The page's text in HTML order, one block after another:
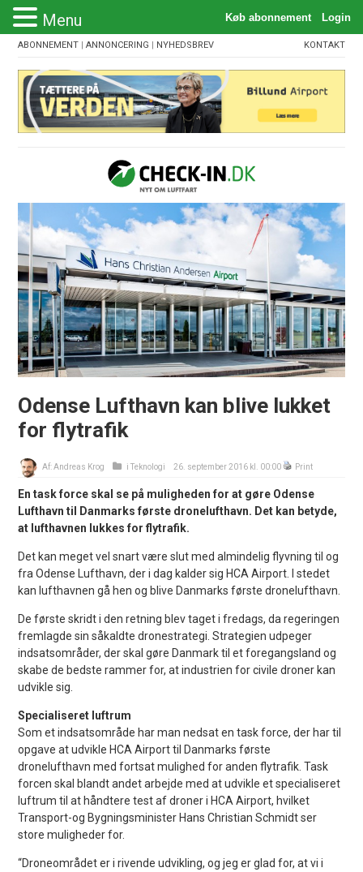
ABONNEMENT |ANNONCERING | NYHEDSBREV KONTAKT
Odense Lufthavn kan blive lukket
for flytrafik
Af:Andreas Krog iTeknologi 26. september 2016 kl. 00:00 Print
En task force skal se på muligheden for at gøre Odense
Lufthavn til Danmarks første dronelufthavn. Det kan betyde,
at lufthavnen lukkes for flytrafik.
Det kan meget vel snart være slut med almindelig flyvning til og
fra Odense Lufthavn, der i dag kalder sig HCA Airport. I stedet
kan lufthavnen gå hen og blive Danmarks første dronelufthavn.
De første skridt i den retning blev taget i fredags, da regeringen
fremlagde sin såkaldte dronestrategi. Strategien udpeger
indsatsområder, der skal gøre Danmark til et foregangsland og
skabe de bedste rammer for, at industrien for civile droner kan
udvikle sig.
Specialiseret luftrum
Som et indsatsområde har man nedsat en task force, der har til
opgave at udvikle HCA Airport til Danmarks første
dronelufthavn med fortsat mulighed for anden flytrafik. Task
forcen skal blandt andet arbejde med at udvikle et specialiseret
luftrum til at håndtere test af droner i HCA Airport, hvilket
Transport-og Bygningsminister Hans Christian Schmidt ser
store muligheder for.
“Droneområdet er i rivende udvikling, og jeg er glad for, at vi i
Menu